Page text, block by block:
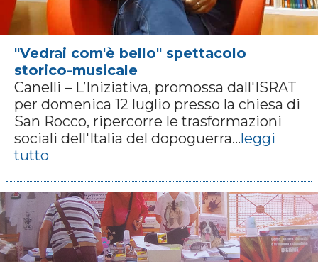
"Vedrai com'è bello" spettacolo
storico-musicale
Canelli – L’Iniziativa, promossa dall'ISRAT
per domenica 12 luglio presso la chiesa di
San Rocco, ripercorre le trasformazioni
sociali dell'Italia del dopoguerra...leggi
tutto